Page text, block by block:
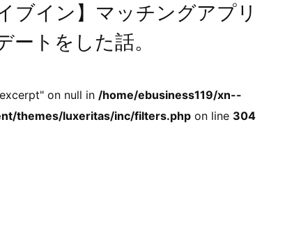
ブイン】マッチングアプリ
ートをした話。
on null in /home/ebusiness119/xn--
themes/luxeritas/inc/filters.php on line 304